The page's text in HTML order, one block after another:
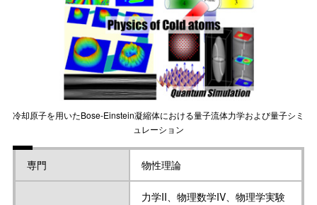
冷却原子を用いたBose-Einstein凝縮体における量子流体力学および量子シミ
ュレーション
専門 物性理論
力学II、物理数学IV、物理学実験